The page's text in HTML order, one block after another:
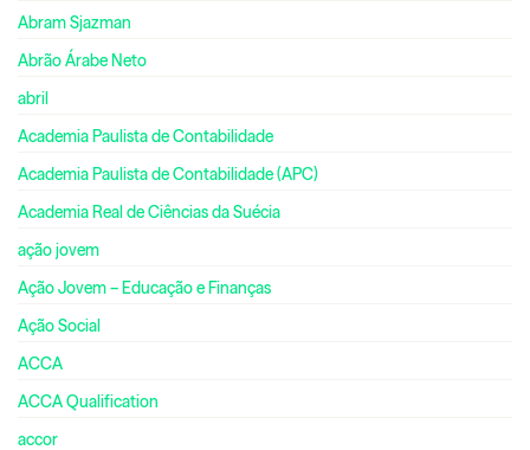
Abram Sjazman
Abrão Árabe Neto
abril
Academia Paulista de Contabilidade
Academia Paulista de Contabilidade (APC)
Academia Real de Ciências da Suécia
ação jovem
Ação Jovem – Educação e Finanças
Ação Social
ACCA
ACCA Qualification
accor